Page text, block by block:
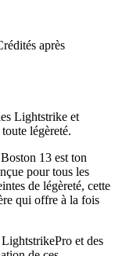
après
Lightstrike et
légèreté.
13 est ton
pour tous les
de légèreté, cette
qui offre à la fois
et des